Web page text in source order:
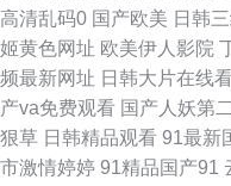
品乱仑 欧美成人女同黄 少妇
深夜黄色A片 中文字幕六区 超
剧场 久久综合青青草 日本AⅤ
高清乱码0 国产欧美 日韩
姬黄色网址 欧美伊人影院
频最新网址 日韩大片在线
产va免费观看 国产人妖第二
狠草 日韩精品观看 91最新
市激情婷婷 91精品国产91